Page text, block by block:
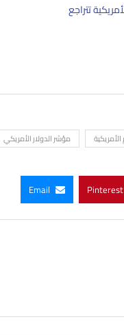
تتراجع
مؤشر الدولار الأمريكي
Pinterest
Email